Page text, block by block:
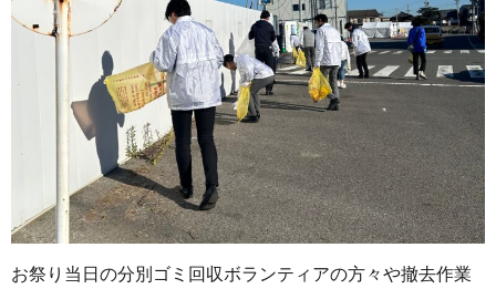
お祭り当日の分別ゴミ回収ボランティアの方々や撤去作業